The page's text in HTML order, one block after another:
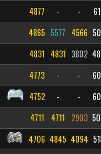
4877 - -
4865 5577 4566
4831 4831 3802
4773 - -
4752 - -
4711 4711 2903
4706 4845 4094